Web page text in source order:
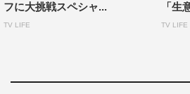
フに大挑戦スペシャ...
TV LIFE
「生
TV LIFE